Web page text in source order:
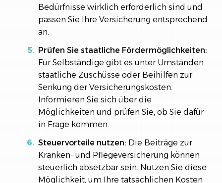
Bedürfnisse wirklich erforderlich sind und
passen Sie Ihre Versicherung entsprechend
an.
Prüfen Sie staatliche Fördermöglichkeiten:
Für Selbständige gibt es unter Umständen
staatliche Zuschüsse oder Beihilfen zur
Senkung der Versicherungskosten.
Informieren Sie sich über die
Möglichkeiten und prüfen Sie, ob Sie dafür
in Frage kommen.
Steuervorteile nutzen: Die Beiträge zur
Kranken- und Pflegeversicherung können
steuerlich absetzbar sein. Nutzen Sie diese
Möglichkeit, um Ihre tatsächlichen Kosten